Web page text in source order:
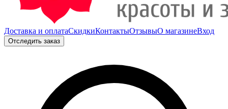
Доставка и оплатаСкидкиКонтактыОтзывыО магазинеВход
Отследить заказ